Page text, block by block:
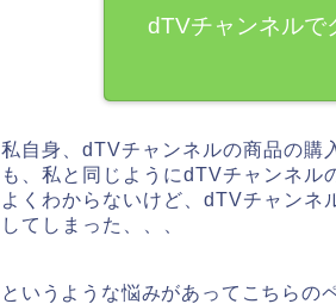
dTVチャンネルで
私自身、dTVチャンネルの商品の購
も、私と同じようにdTVチャンネル
よくわからないけど、dTVチャンネ
してしまった、、、
というような悩みがあってこちらの